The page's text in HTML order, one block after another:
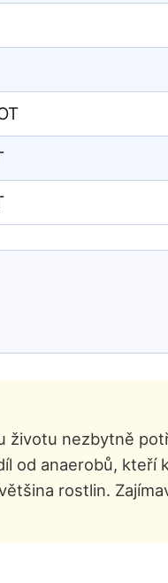
životu nezbytně
od anaerobů, kteří
rostlin.